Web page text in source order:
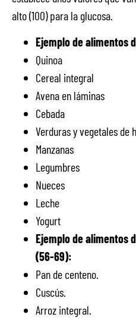
alto (100) para la glucosa.
Ejemplo de alimentos
Quinoa
Cereal integral
Avena en láminas
Cebada
Verduras y vegetales de
Manzanas
Legumbres
Nueces
Leche
Yogurt
Ejemplo de alimentos
(56-69):
Pan de centeno.
Cuscús.
Arroz integral.